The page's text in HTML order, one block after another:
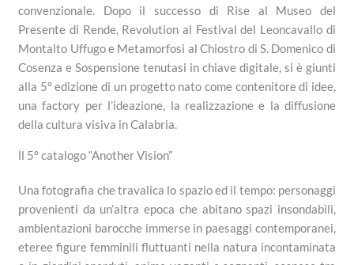
convenzionale. Dopo il successo di Rise al Museo del
Presente di Rende, Revolution al Festival del Leoncavallo di
Montalto Uffugo e Metamorfosi al Chiostro di S. Domenico di
Cosenza e Sospensione tenutasi in chiave digitale, si è giunti
alla 5° edizione di un progetto nato come contenitore di idee,
una factory per l’ideazione, la realizzazione e la diffusione
della cultura visiva in Calabria.
ll 5° catalogo “Another Vision”
Una fotografia che travalica lo spazio ed il tempo: personaggi
provenienti da un’altra epoca che abitano spazi insondabili,
ambientazioni barocche immerse in paesaggi contemporanei,
eteree figure femminili fluttuanti nella natura incontaminata